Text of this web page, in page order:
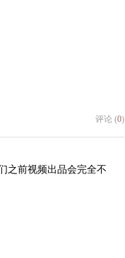
评论 (0)
之前视频出品会完全不